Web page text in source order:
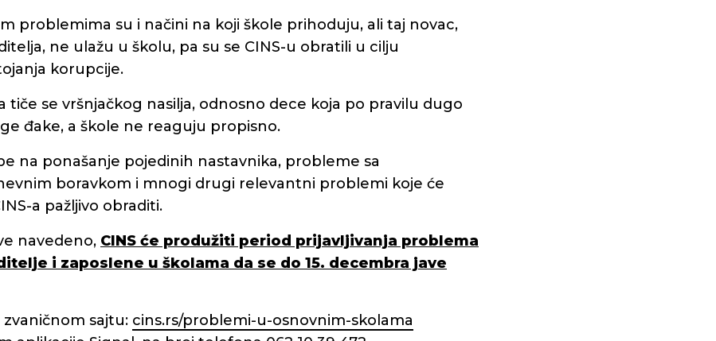
problemima su i načini na koji škole prihoduju, ali taj novac,
ne ulažu u školu, pa su se CINS-u obratili u cilju
korupcije.
tiče se vršnjačkog nasilja, odnosno dece koja po pravilu dugo
đake, a škole ne reaguju propisno.
na ponašanje pojedinih nastavnika, probleme sa
boravkom i mnogi drugi relevantni problemi koje će
a pažljivo obraditi.
navedeno, CINS će produžiti period prijavljivanja problema
i zaposlene u školama da se do 15. decembra jave
sajtu: cins.rs/problemi-u-osnovnim-skolama